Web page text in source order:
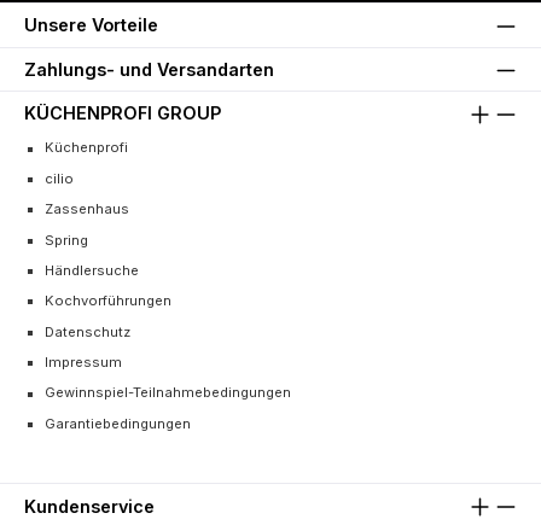
Unsere Vorteile
Zahlungs- und Versandarten
KÜCHENPROFI GROUP
Küchenprofi
cilio
Zassenhaus
Spring
Händlersuche
Kochvorführungen
Datenschutz
Impressum
Gewinnspiel-Teilnahmebedingungen
Garantiebedingungen
Kundenservice